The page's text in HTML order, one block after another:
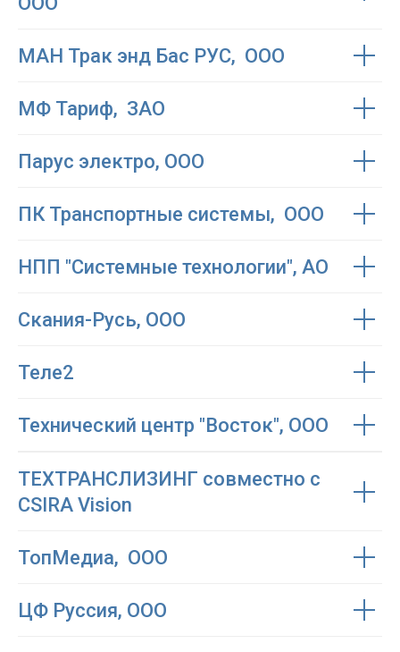
МАН Трак энд Бас РУС, ООО
МФ Тариф, ЗАО
Парус электро, ООО
ПК Транспортные системы, ООО
НПП "Системные технологии", АО
Скания-Русь, ООО
Теле2
Технический центр "Восток", ООО
ТЕХТРАНСЛИЗИНГ совместно с
CSIRA Vision
ТопМедиа, ООО
ЦФ Руссия, ООО